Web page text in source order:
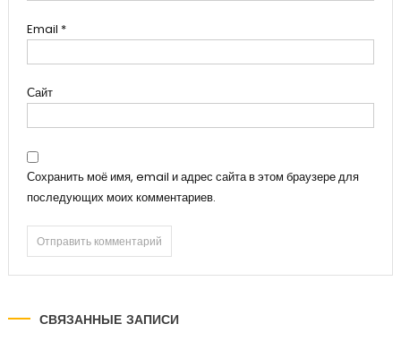
Email *
Сайт
Сохранить моё имя, email и адрес сайта в этом браузере для
последующих моих комментариев.
СВЯЗАННЫЕ ЗАПИСИ